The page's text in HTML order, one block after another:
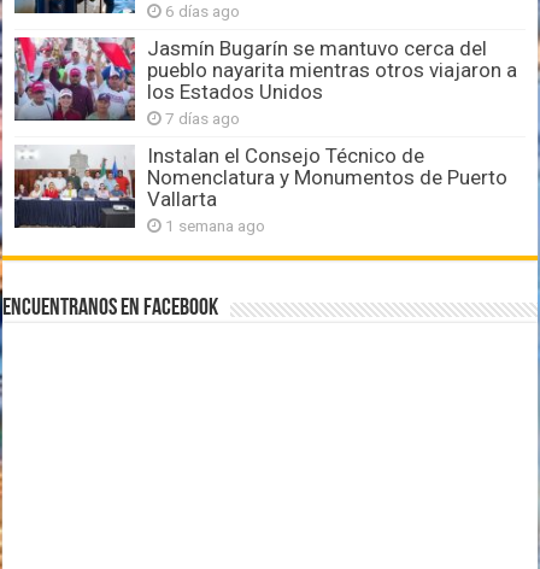
6 días ago
Jasmín Bugarín se mantuvo cerca del
pueblo nayarita mientras otros viajaron a
los Estados Unidos
7 días ago
Instalan el Consejo Técnico de
Nomenclatura y Monumentos de Puerto
Vallarta
1 semana ago
Encuentranos en Facebook